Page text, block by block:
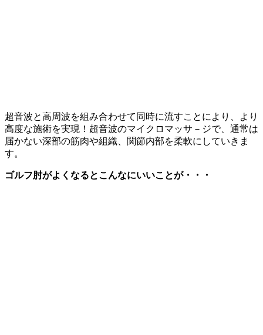
超音波と高周波を組み合わせて同時に流すことにより、より
高度な施術を実現！超音波のマイクロマッサ－ジで、通常は
届かない深部の筋肉や組織、関節内部を柔軟にしていきま
す。
ゴルフ肘がよくなるとこんなにいいことが・・・